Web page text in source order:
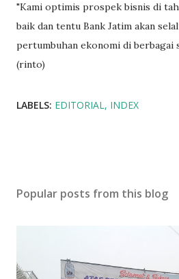
"Kami optimis prospek bisnis di
baik dan tentu Bank Jatim akan
pertumbuhan ekonomi di berbagai
(rinto)
LABELS: EDITORIAL INDEX
Popular posts from this blog